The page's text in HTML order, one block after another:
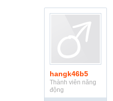
hangk46b5
Thành viên năng
động